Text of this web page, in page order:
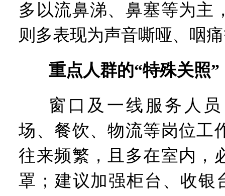
多以流鼻涕、鼻塞等为主
则多表现为声音嘶哑、咽
重点人群的“特殊关照”
窗口及一线服务人
场、餐饮、物流等岗位工
往来频繁，且多在室内，
罩；建议加强柜台、收银